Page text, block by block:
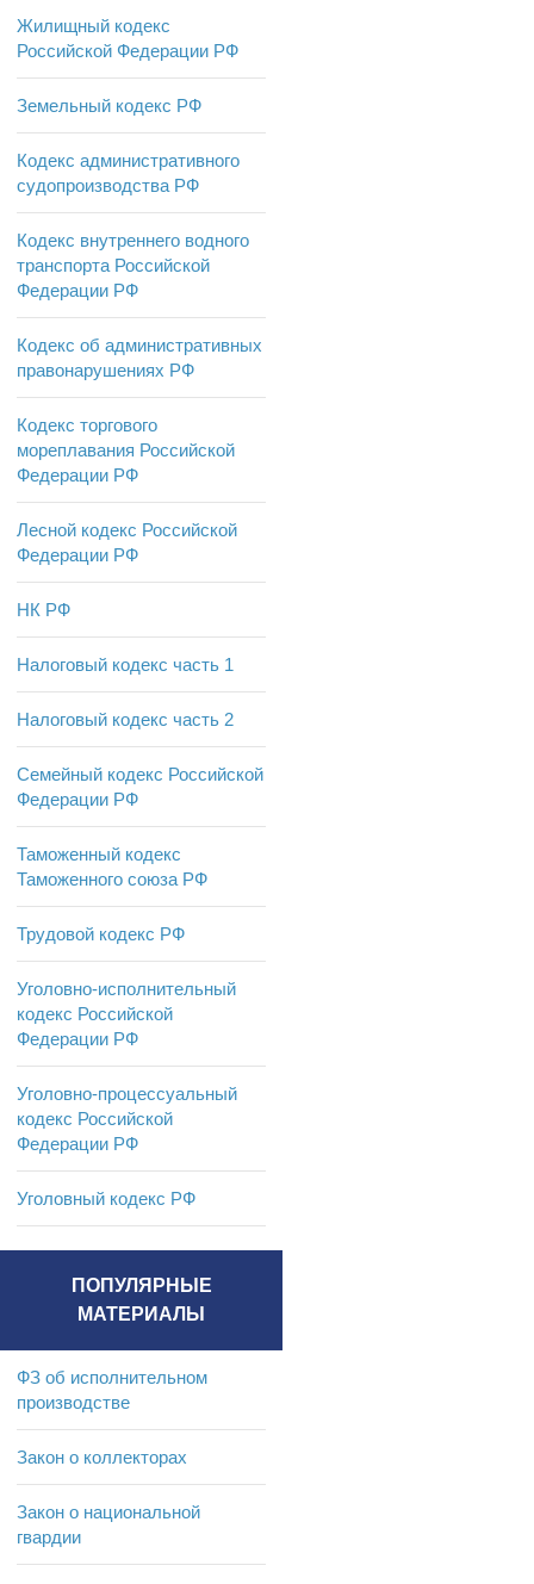
Жилищный кодекс
Российской Федерации РФ
Земельный кодекс РФ
Кодекс административного
судопроизводства РФ
Кодекс внутреннего водного
транспорта Российской
Федерации РФ
Кодекс об административных
правонарушениях РФ
Кодекс торгового
мореплавания Российской
Федерации РФ
Лесной кодекс Российской
Федерации РФ
НК РФ
Налоговый кодекс часть 1
Налоговый кодекс часть 2
Семейный кодекс Российской
Федерации РФ
Таможенный кодекс
Таможенного союза РФ
Трудовой кодекс РФ
Уголовно-исполнительный
кодекс Российской
Федерации РФ
Уголовно-процессуальный
кодекс Российской
Федерации РФ
Уголовный кодекс РФ
ПОПУЛЯРНЫЕ
МАТЕРИАЛЫ
ФЗ об исполнительном
производстве
Закон о коллекторах
Закон о национальной
гвардии